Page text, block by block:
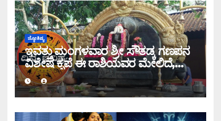
ಜ್ಯೋತಿಷ್ಯ
ಇವತ್ತು ಮಂಗಳವಾರ ಶ್ರೀ ಸೌತಡ್ಕ ಗಣಪನ
ವಿಶೇಷ ಕೃಪೆ ಈ ರಾಶಿಯವರ ಮೇಲಿದೆ,
ಇಂದಿನ ರಾಶಿ ಭವಿಷ್ಯ ತಿಳಿಯಿರಿ